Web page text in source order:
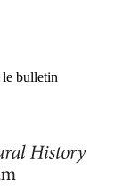
le bulletin